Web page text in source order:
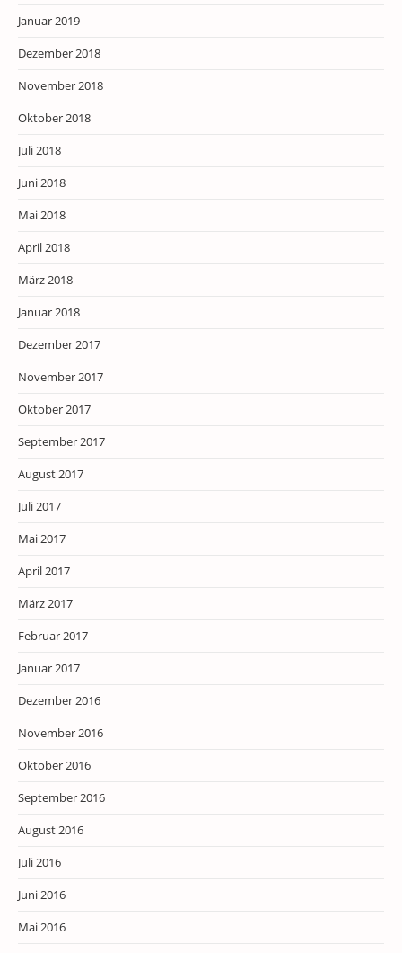
Januar 2019
Dezember 2018
November 2018
Oktober 2018
Juli 2018
Juni 2018
Mai 2018
April 2018
März 2018
Januar 2018
Dezember 2017
November 2017
Oktober 2017
September 2017
August 2017
Juli 2017
Mai 2017
April 2017
März 2017
Februar 2017
Januar 2017
Dezember 2016
November 2016
Oktober 2016
September 2016
August 2016
Juli 2016
Juni 2016
Mai 2016